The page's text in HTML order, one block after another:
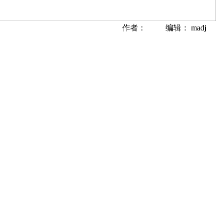
作者： 编辑： madj